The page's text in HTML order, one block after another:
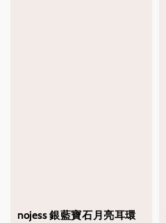
nojess 銀藍寶石月亮耳環